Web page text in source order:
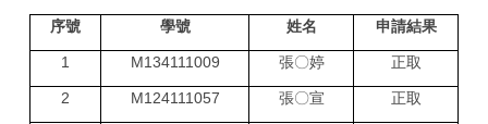
序號 學號 姓名 申請結果
1 M134111009 張〇婷 正取
2 M124111057 張〇宣 正取